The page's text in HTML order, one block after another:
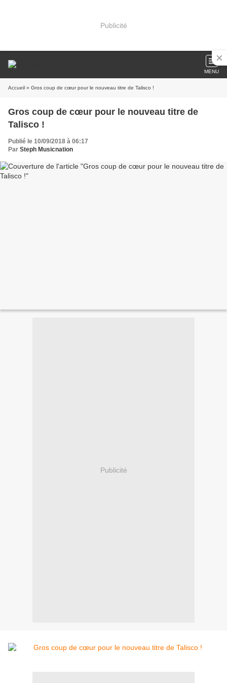
Publicité
MENU
Accueil » Gros coup de cœur pour le nouveau titre de Talisco !
Gros coup de cœur pour le nouveau titre de
Talisco !
Publié le 10/09/2018 à 06:17
Par Steph Musicnation
Publicité